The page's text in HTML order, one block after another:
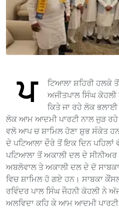
ਪ
ਟਿਆਲਾ ਸ਼ਹਿਰੀ ਹਲਕੇ
ਅਜੀਤਪਾਲ ਸਿੰਘ ਕੋਹਲੀ
ਕਿਤੇ ਜਾ ਰਹੇ ਲੋਕ
ਲੋਕ ਆਮ ਆਦਮੀ ਪਾਰਟੀ ਨਾਲ ਜੁੜ
ਵਲੋ ਆਪ ਚ ਸ਼ਾਮਿਲ ਹੋਣਾ ਸ਼ੁਭ ਸੰਕੇਤ
ਦੇ ਪਟਿਆਲਾ ਦੌਰੇ ਤੋਂ ਇਕ ਦਿਨ
ਪਟਿਆਲਾ ਤੋਂ ਅਕਾਲੀ ਦਲ ਦੇ
ਅਬਲੋਵਾਲ ਤੇ ਅਕਾਲੀ ਦਲ ਦੇ ਦੋ
ਵਿਚ ਸ਼ਾਮਿਲ ਹੋ ਗਏ ਹਨ। ਸਾਬਕਾ
ਰਵਿੰਦਰ ਪਾਲ ਸਿੰਘ ਜੌਹਨੀ ਕੋਹਲੀ ਨੇ
ਅਲਵਿਦਾ ਕਹਿ ਕੇ ਆਮ ਆਦਮੀ